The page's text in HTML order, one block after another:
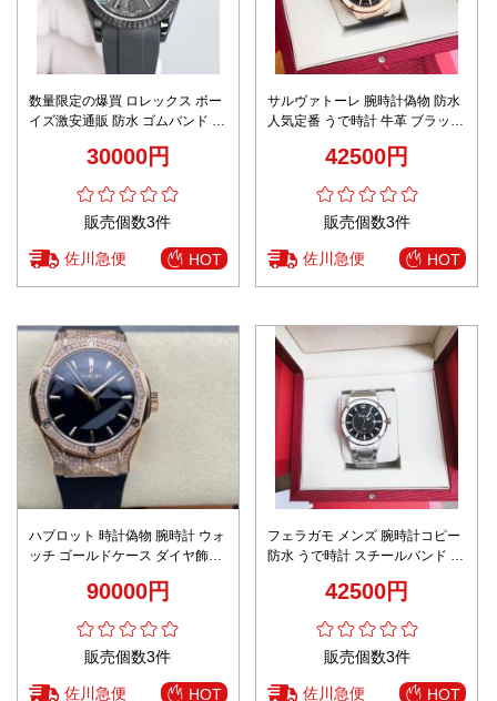
数量限定の爆買 ロレックス ボー
イズ激安通販 防水 ゴムバンド 高
30000円
販売個数3件
佐川急便 HOT
サルヴァトーレ 腕時計偽物 防水
人気定番 うで時計 牛革 ブラック
ッチ ブラックバンド
42500円
販売個数3件
佐川急便 HOT
ハブロット 時計偽物 腕時計 ウォ
ッチ ゴールドケース ダイヤ飾り
90000円
販売個数3件
佐川急便 HOT
フェラガモ メンズ 腕時計コピー
防水 うで時計 スチールバンド 黒
42500円
販売個数3件
佐川急便 HOT